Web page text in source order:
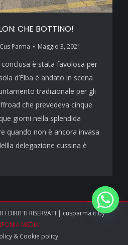
CHE BOTTINO!
Parma Maggio 3, 2021
è stata favolosa per
d’Elba è andato in scena
tradizionale per gli
che prevedeva cinque
giorni nella splendida
quando non è ancora invasa
delegazione cussina è
I DIRITTI RISERVATI | cusparma.it by
MEDIA
& Cookie policy